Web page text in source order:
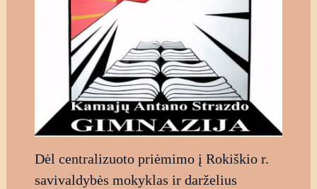
Dėl centralizuoto priėmimo į Rokiškio r.
savivaldybės mokyklas ir darželius